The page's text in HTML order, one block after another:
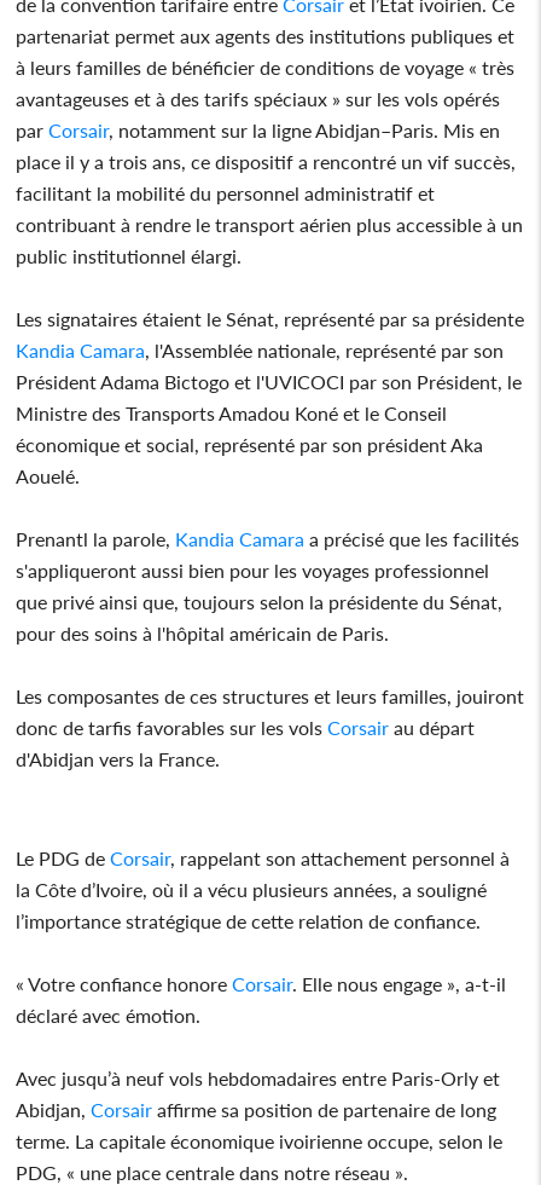
partenariat permet aux agents des institutions publiques et
à leurs familles de bénéficier de conditions de voyage « très
avantageuses et à des tarifs spéciaux » sur les vols opérés
parCorsair, notamment sur la ligne Abidjan–Paris. Mis en
place il y a trois ans, ce dispositif a rencontré un vif succès,
facilitant la mobilité du personnel administratif et
contribuant à rendre le transport aérien plus accessible à un
public institutionnel élargi.
Les signataires étaient le Sénat, représenté par sa présidente
Kandia Camara , l'Assemblée nationale, représenté par son
Président Adama Bictogo et l'UVICOCI par son Président, le
Ministre des Transports Amadou Koné et le Conseil
économique et social, représenté par son président Aka
Aouelé.
Prenantl la parole, Kandia Camara a précisé que les facilités
s'appliqueront aussi bien pour les voyages professionnel
que privé ainsi que, toujours selon la présidente du Sénat,
pour des soins à l'hôpital américain de Paris.
Les composantes de ces structures et leurs familles, jouiront
donc de tarfis favorables sur les volsCorsair au départ
d'Abidjan vers la France.
Le PDG deCorsair, rappelant son attachement personnel à
la Côte d’Ivoire, où il a vécu plusieurs années, a souligné
l’importance stratégique de cette relation de confiance.
« Votre confiance honoreCorsair. Elle nous engage », a-t-il
déclaré avec émotion.
Avec jusqu’à neuf vols hebdomadaires entre Paris-Orly et
Abidjan,Corsair affirme sa position de partenaire de long
terme. La capitale économique ivoirienne occupe, selon le
PDG, « une place centrale dans notre réseau ».